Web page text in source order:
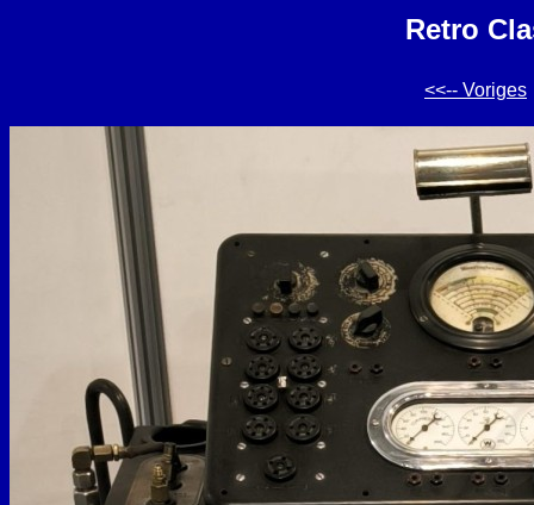
Retro
<<-- Voriges